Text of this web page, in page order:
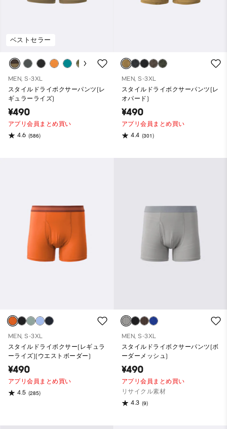
ベストセラー
MEN, S-3XL
スタイルドライボクサーパンツ(レ
ギュラーライズ)
¥490
アプリ会員まとめ買い
4.6 (586)
MEN, S-3XL
スタイルドライボクサーパンツ(レ
オパード)
¥490
アプリ会員まとめ買い
4.4 (301)
MEN, S-3XL
スタイルドライボクサー(レギュラ
ーライズ)(ウエストボーダー)
¥490
アプリ会員まとめ買い
4.5 (285)
MEN, S-3XL
スタイルドライボクサーパンツ(ボ
ーダーメッシュ)
¥490
アプリ会員まとめ買い
リサイクル素材
4.3 (9)